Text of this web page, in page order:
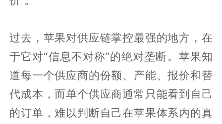
过去，苹果对供应链掌控最强的地方，在
于它对“信息不对称”的绝对垄断。苹果知
道每一个供应商的份额、产能、报价和替
代成本，而单个供应商通常只能看到自己
的订单，难以判断自己在苹果体系内的真